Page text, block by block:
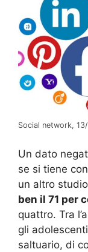
Social network,
Un dato
se si tiene
un altro
ben il 71 per
quattro. Tra
gli
saltuario, di